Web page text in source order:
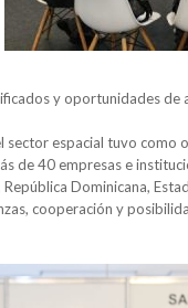
y oportunidades de
sector espacial tuvo
de 40 empresas e
Dominicana,
cooperación y